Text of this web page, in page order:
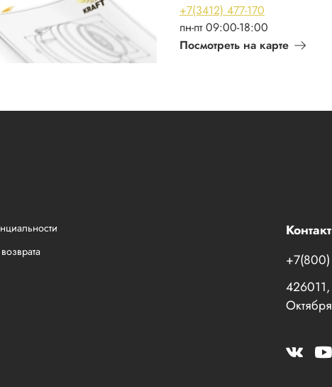
+7(3412) 477-170
пн-пт 09:00-18:00
Посмотреть на карте
+7(800)
426011,